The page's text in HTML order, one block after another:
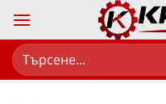
content
Търсене
за: